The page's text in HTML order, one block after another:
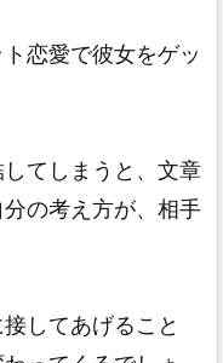
恋愛で彼女をゲッ
てしまうと、文章
の考え方が、相手
してあげること